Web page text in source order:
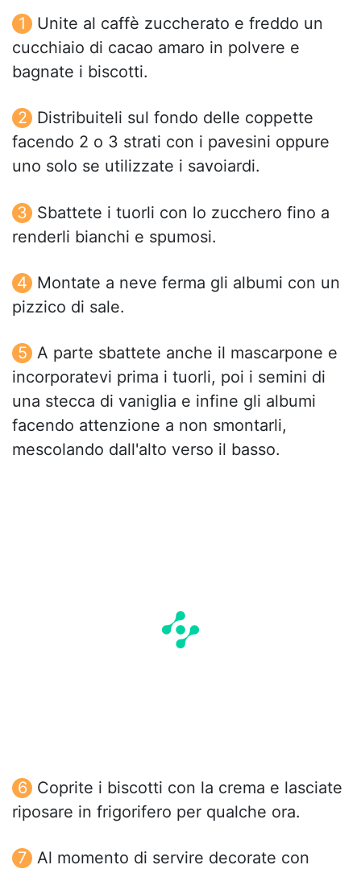
Unite al caffè zuccherato e freddo un
cucchiaio di cacao amaro in polvere e
bagnate i biscotti.
Distribuiteli sul fondo delle coppette
facendo 2 o 3 strati con i pavesini oppure
uno solo se utilizzate i savoiardi.
Sbattete i tuorli con lo zucchero fino a
renderli bianchi e spumosi.
Montate a neve ferma gli albumi con un
pizzico di sale.
A parte sbattete anche il mascarpone e
incorporatevi prima i tuorli, poi i semini di
una stecca di vaniglia e infine gli albumi
facendo attenzione a non smontarli,
mescolando dall'alto verso il basso.
Coprite i biscotti con la crema e lasciate
riposare in frigorifero per qualche ora.
Al momento di servire decorate con